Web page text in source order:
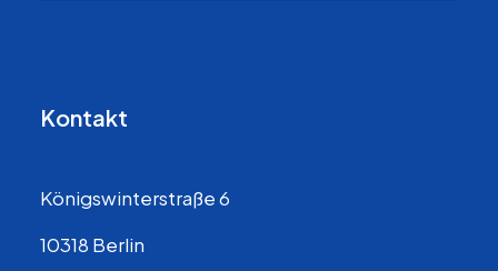
Kontakt
Königswinterstraße 6
10318 Berlin